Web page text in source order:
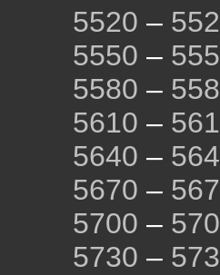
5520 –
5550 –
5580 –
5610 –
5640 –
5670 –
5700 –
5730 –